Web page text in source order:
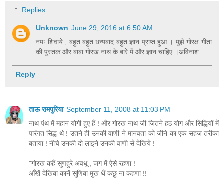
Replies
Unknown June 29, 2016 at 6:50 AM
नमः शिवाये , बहुत बहुत धन्यबाद बहुत ज्ञान प्राप्त हुआ । मुझे गोरक्ष गीता
की पुस्तक और बाबा गोरख नाथ के बारे में और ज्ञान चाहिए ।अविनाश
Reply
ताऊ रामपुरिया September 11, 2008 at 11:03 PM
नाथ पंथ में महान योगी हुए हैं ! और गोरख नाथ जी जितने हठ योग और सिद्धियों में
पारंगत सिद्ध थे ! उतने ही उनकी वाणी ने मानवता को जीने का एक सहज तरीका
बताया ! नीचे उनकी दो लाइने उनकी वाणी से देखिये !
"गोरख कहैं सुणहुरे अवधू , जग में ऐसे रहणा !
आँखें देखिबा कानें सुणिबा मुख थैं कछु ना कहणा !!